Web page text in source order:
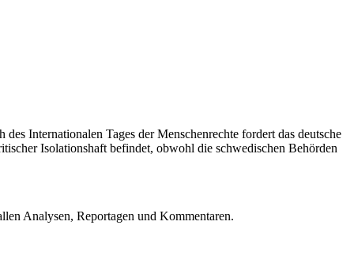
Internationalen Tages der Menschenrechte fordert das deutsche
Isolationshaft befindet, obwohl die schwedischen Behörden
Analysen, Reportagen und Kommentaren.